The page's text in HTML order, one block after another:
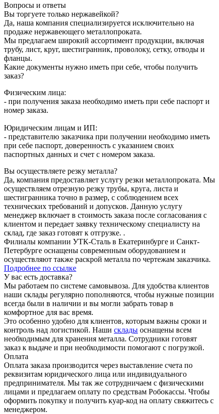
Вопросы и ответы
Вы торгуете только нержавейкой?
Да, наша компания специализируется исключительно на
продаже нержавеющего металлопроката.
Мы предлагаем широкий ассортимент продукции, включая
трубу, лист, круг, шестигранник, проволоку, сетку, отводы и
фланцы.
Какие документы нужно иметь при себе, чтобы получить
заказ?
Физическим лица:
- при получения заказа необходимо иметь при себе паспорт и
номер заказа.
Юридическим лицам и ИП:
- представителю заказчика при получении необходимо иметь
при себе паспорт, доверенность с указанием своих
паспортных данных и счет с номером заказа.
Вы осуществляете резку металла?
Да, компания предоставляет услугу резки металлопроката. Мы
осуществляем отрезную резку трубы, круга, листа и
шестигранника точно в размер, с соблюдением всех
технических требований и допусков. Данную услугу
менеджер включает в стоимость заказа после согласования с
клиентом и передает заявку техническому специалисту на
склад, где заказ готовят к отгрузке. .
Филиалы компании УТК-Сталь в Екатеринбурге и Санкт-
Петербурге оснащены современным оборудованием и
осуществляют также раскрой металла по чертежам заказчика.
Подробнее по ссылке
У вас есть доставка?
Мы работаем по системе самовывоза. Для удобства клиентов
наши склады регулярно пополняются, чтобы нужные позиции
всегда были в наличии и вы могли забрать товар в
комфортное для вас время.
Это особенно удобно для клиентов, которым важны сроки и
контроль над логистикой. Наши склады оснащены всем
необходимым для хранения металла. Сотрудники готовят
заказ к выдаче и при необходимости помогают с погрузкой.
Оплата
Оплата заказа производится через выставление счета по
реквизитам юридического лица или индивидуального
предпринимателя. Мы так же сотрудничаем с физическими
лицами и предлагаем оплату по средствам Робокассы. Чтобы
оформить покупку и получить куар-код на оплату свяжитесь с
менеджером.